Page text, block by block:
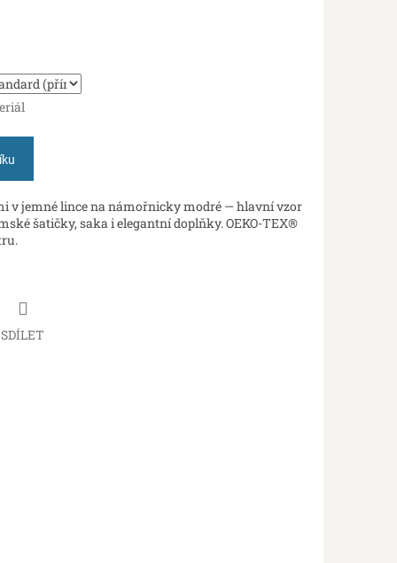
v jemné lince na námořnicky modré — hlavní vzor
šatičky, saka i elegantní doplňky. OEKO-TEX®
SDÍLET